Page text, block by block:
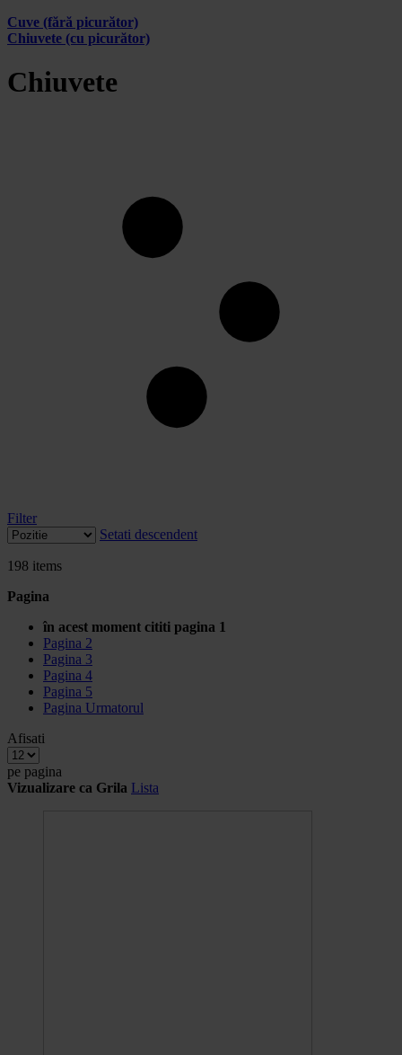
Cuve (fără picurător)
Chiuvete (cu picurător)
Chiuvete
Filter
Setati descendent
198 items
Pagina
în acest moment cititi pagina 1
Pagina 2
Pagina 3
Pagina 4
Pagina 5
Pagina Urmatorul
Afisati
pe pagina
Vizualizare ca Grila Lista